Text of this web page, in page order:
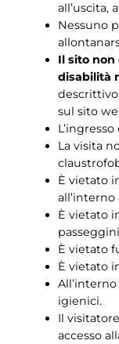
all’uscita,
Nessuno
Il sito non
disabilità
sul sito
La visita
È vietato
È vietato
È vietato
È vietato
igienici.
Il
accesso